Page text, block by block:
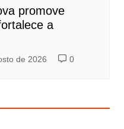
promove
a
de 2026 0